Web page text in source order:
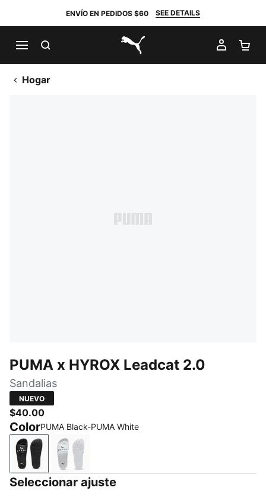
ENVÍO EN PEDIDOS $60 SEE DETAILS
PUMA.com
MI
Hogar
PUMA x HYROX Leadcat 2.0
Sandalias
NUEVO
$40.00
ColorPUMA Black-PUMA White
PUMA Black-PUMA White
PUMA White-PUMA Black
Seleccionar ajuste